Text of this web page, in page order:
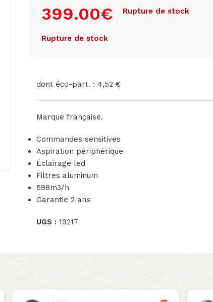
399.00€ Rupture de stock
Rupture de stock
dont éco-part. : 4,52 €
Marque française.
Commandes sensitives
Aspiration périphérique
Éclairage led
Filtres aluminum
598m3/h
Garantie 2 ans
UGS : 19217